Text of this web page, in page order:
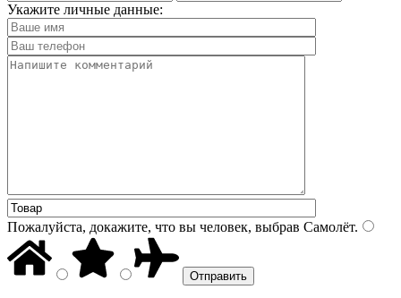
Укажите личные данные:
Пожалуйста, докажите, что вы человек, выбрав Самолёт.